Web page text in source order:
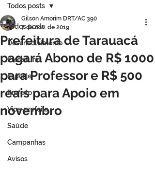
Todos posts
Desenvolvimento
Prefeitura
Esporte
Prefeito
Vice-prefeita
Saúde
Campanhas
Avisos
Todos posts
Prefeitura de Tarauacá
pagará Abono de R$ 1000
para Professor e R$ 500
reais para Apoio em
novembro
Gilson Amorim DRT/AC 390
7 de nov. de 2019